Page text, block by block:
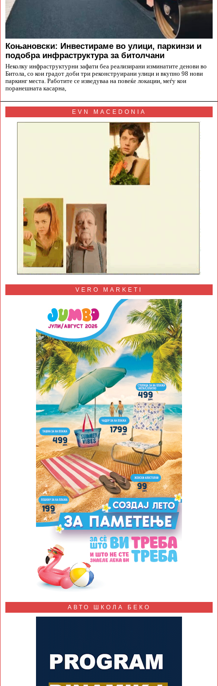
Коњановски: Инвестираме во улици, паркинзи и
подобра инфраструктура за битолчани
Неколку инфраструктурни зафати беа реализирани изминатите денови во
Битола, со кои градот доби три реконструирани улици и вкупно 98 нови
паркинг места. Работите се изведуваа на повеќе локации, меѓу кои
поранешната касарна,
EVN MACEDONIA
VERO MARKETI
АВТО ШКОЛА БЕКО